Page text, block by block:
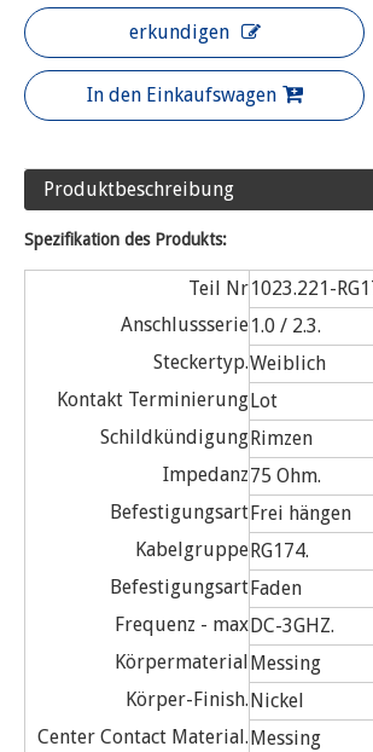
erkundigen
In den Einkaufswagen
Produktbeschreibung
Spezifikation des Produkts:
Teil Nr1023.221-
Anschlussserie1.0 / 2.3.
Steckertyp.Weiblich
Kontakt TerminierungLot
SchildkündigungRimzen
Impedanz75 Ohm.
BefestigungsartFrei hängen
KabelgruppeRG174.
BefestigungsartFaden
Frequenz - maxDC-3GHZ.
KörpermaterialMessing
Körper-Finish.Nickel
Center Contact Material.Messing